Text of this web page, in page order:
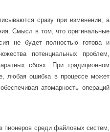
сразу при изменении, а
Смысл в том, что оригинальные
не будет полностью готова и
потенциальных проблем,
сбоях. При традиционном
любая ошибка в процессе может
атомарность операций
пионеров среди файловых систем,